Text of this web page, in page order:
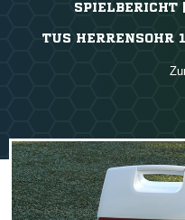
TUS HERRENSOHR